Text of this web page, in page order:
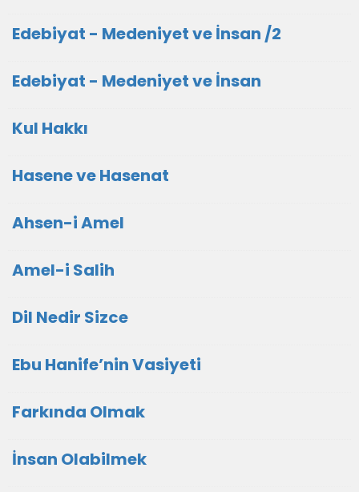
Edebiyat - Medeniyet ve İnsan /2
Edebiyat - Medeniyet ve İnsan
Kul Hakkı
Hasene ve Hasenat
Ahsen-i Amel
Amel-i Salih
Dil Nedir Sizce
Ebu Hanife’nin Vasiyeti
Farkında Olmak
İnsan Olabilmek